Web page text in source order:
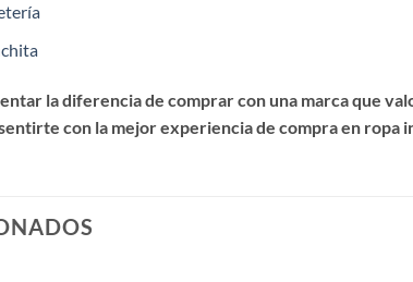
la diferencia de comprar con una marca que
con la mejor experiencia de compra en ropa